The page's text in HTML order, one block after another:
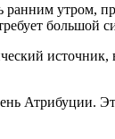
ранним
Атрибуции.